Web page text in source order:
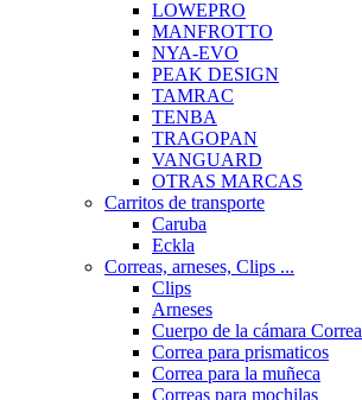
LOWEPRO
MANFROTTO
NYA-EVO
PEAK DESIGN
TAMRAC
TENBA
TRAGOPAN
VANGUARD
OTRAS MARCAS
Carritos de transporte
Caruba
Eckla
Correas, arneses, Clips ...
Clips
Arneses
Cuerpo de la cámara Correa
Correa para prismaticos
Correa para la muñeca
Correas para mochilas